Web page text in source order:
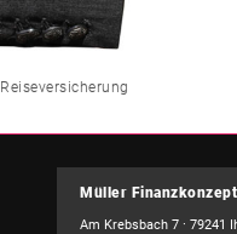
Reiseversicherung
Müller
Am Krebsbach 7 · 79241